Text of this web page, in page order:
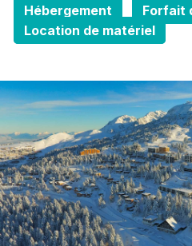
Hébergement
Forfait
Location de matériel